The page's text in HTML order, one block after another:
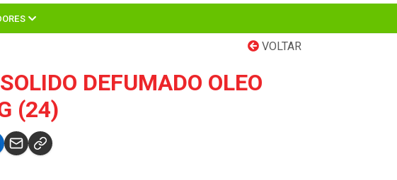
VOLTAR
DEFUMADO OLEO
(24)